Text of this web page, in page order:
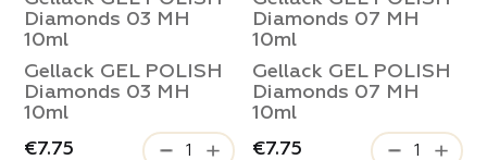
Diamonds 03 MH
10ml
€7.75
Gellack GEL POLISH
Diamonds 03 MH
10ml
Diamonds 07 MH
10ml
€7.75
Gellack GEL POLISH
Diamonds 07 MH
10ml